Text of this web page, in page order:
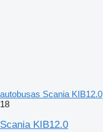
autobusas Scania KIB12.0
18
Scania KIB12.0